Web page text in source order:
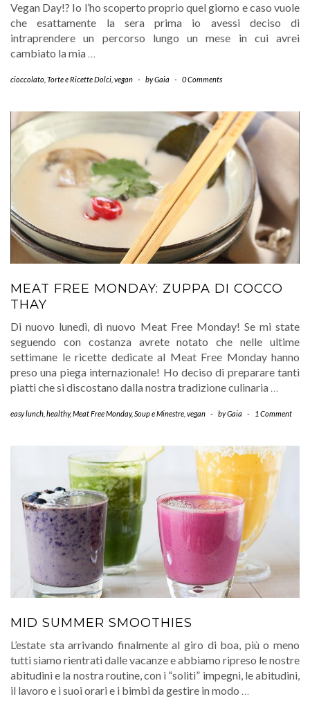
Vegan Day!? Io l’ho scoperto proprio quel giorno e caso vuole
che esattamente la sera prima io avessi deciso di
intraprendere un percorso lungo un mese in cui avrei
cambiato la mia …
cioccolato Torte e Ricette Dolci vegan - byGaia - 0 Comments
MEAT FREE MONDAY: ZUPPA DI COCCO
THAY
Di nuovo lunedì, di nuovo Meat Free Monday! Se mi state
seguendo con costanza avrete notato che nelle ultime
settimane le ricette dedicate al Meat Free Monday hanno
preso una piega internazionale! Ho deciso di preparare tanti
piatti che si discostano dalla nostra tradizione culinaria …
easy lunch healthy,Meat Free Monday,Soup e Minestre vegan - byGaia - 1 Comment
MID SUMMER SMOOTHIES
L’estate sta arrivando finalmente al giro di boa, più o meno
tutti siamo rientrati dalle vacanze e abbiamo ripreso le nostre
abitudini e la nostra routine, con i “soliti” impegni, le abitudini,
il lavoro e i suoi orari e i bimbi da gestire in modo …